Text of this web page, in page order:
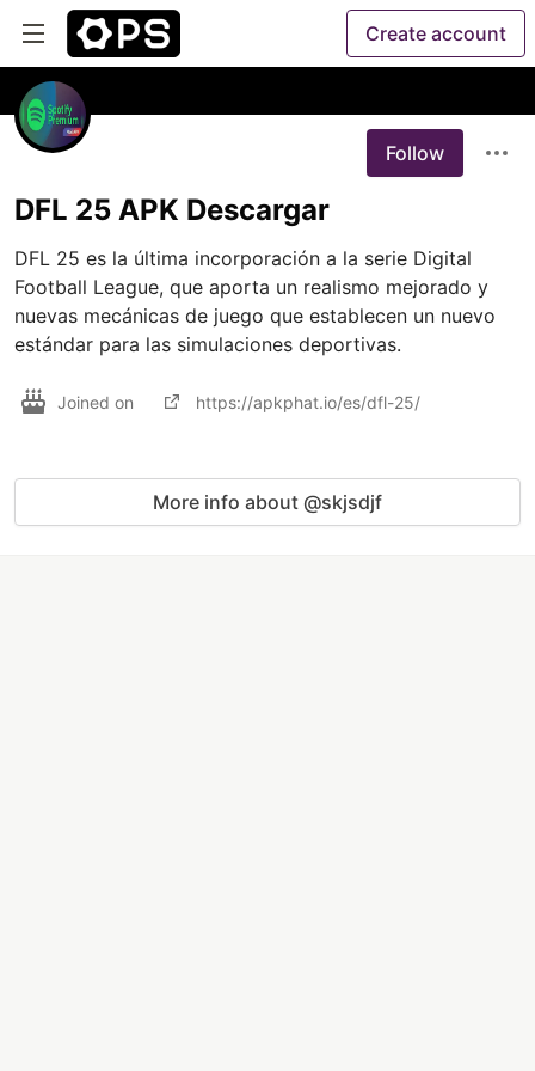
Create account
Follow
DFL 25 APK Descargar
DFL 25 es la última incorporación a la serie Digital
Football League, que aporta un realismo mejorado y
nuevas mecánicas de juego que establecen un nuevo
estándar para las simulaciones deportivas.
Joined on https://apkphat.io/es/dfl-25/
More info about @skjsdjf